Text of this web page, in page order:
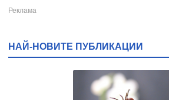
НАЙ-НОВИТЕ ПУБЛИКАЦИИ